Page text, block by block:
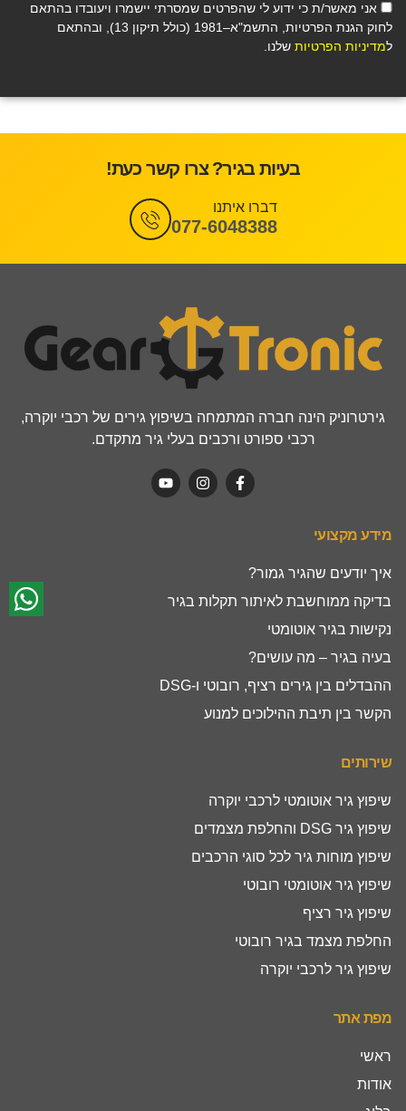
אני מאשר/ת כי ידוע לי שהפרטים שמסרתי יישמרו ויעובדו בהתאם
לחוק הגנת הפרטיות, התשמ"א–1981 (כולל תיקון 13), ובהתאם
למדיניות הפרטיות שלנו.
בעיות בגיר? צרו קשר כעת!
דברו איתנו
077-6048388
גירטרוניק הינה חברה המתמחה בשיפוץ גירים של רכבי יוקרה,
רכבי ספורט ורכבים בעלי גיר מתקדם.
מידע מקצועי
איך יודעים שהגיר גמור?
בדיקה ממוחשבת לאיתור תקלות בגיר
נקישות בגיר אוטומטי
בעיה בגיר – מה עושים?
ההבדלים בין גירים רציף, רובוטי ו-DSG
הקשר בין תיבת ההילוכים למנוע
שירותים
שיפוץ גיר אוטומטי לרכבי יוקרה
שיפוץ גיר DSG והחלפת מצמדים
שיפוץ מוחות גיר לכל סוגי הרכבים
שיפוץ גיר אוטומטי רובוטי
שיפוץ גיר רציף
החלפת מצמד בגיר רובוטי
שיפוץ גיר לרכבי יוקרה
מפת אתר
ראשי
אודות